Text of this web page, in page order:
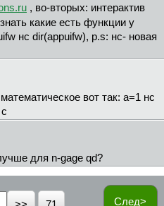
, во-вторых: интерактив
какие есть функции у
нс dir(appuifw), p.s: нс- новая
вот так: a=1 нс
для n-gage qd?
След>